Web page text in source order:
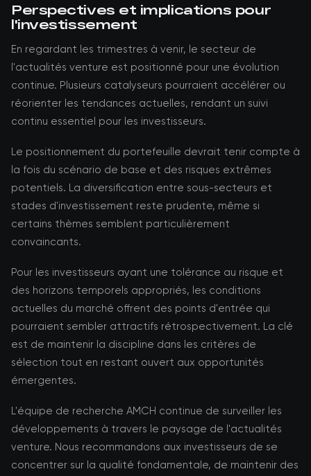
Perspectives et implications pour
l'investissement
En regardant les trimestres à venir, le secteur de
l'actualités venture est positionné pour une évolution
continue. Plusieurs catalyseurs pourraient accélérer ou
réorienter les tendances actuelles, rendant un suivi
continu essentiel pour les investisseurs.
Le positionnement du portefeuille devrait tenir compte à
la fois du scénario de base et des risques extrêmes
potentiels. La diversification entre sous-secteurs et
stades d'investissement reste prudente, même si
certains thèmes semblent particulièrement
convaincants.
Pour les investisseurs ayant une tolérance au risque et
des horizons temporels appropriés, les conditions
actuelles du marché offrent des points d'entrée qui
pourraient sembler attractifs rétrospectivement. La clé
est de maintenir la discipline dans les critères de
sélection tout en restant ouvert aux opportunités
émergentes.
L'équipe de recherche AMCH continue de surveiller les
développements à travers le paysage de l'actualités
venture. Nous recommandons aux investisseurs de se
concentrer sur la qualité fondamentale, de maintenir des